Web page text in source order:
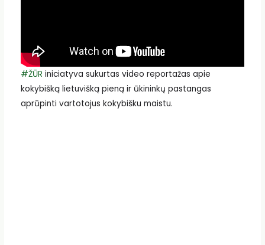
#ŽŪR iniciatyva sukurtas video reportažas apie
kokybišką lietuvišką pieną ir ūkininkų pastangas
aprūpinti vartotojus kokybišku maistu.